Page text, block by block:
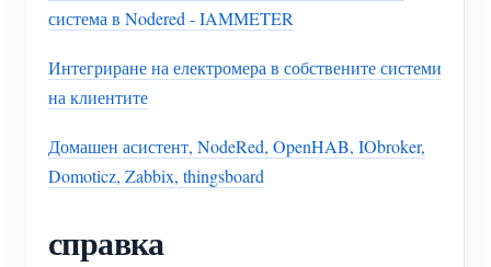
система в Nodered - IAMMETER
Интегриране на електромера в собствените системи
на клиентите
Домашен асистент, NodeRed, OpenHAB, IObroker,
Domoticz, Zabbix, thingsboard
справка